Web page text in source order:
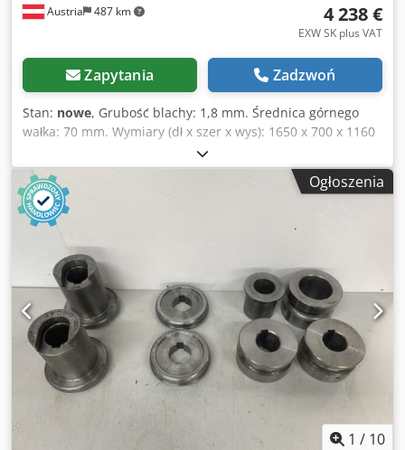
Austria 487 km 4 238 €
EXW SK plus VAT
Zapytania Zadzwoń
Stan: nowe, Grubość blachy: 1,8 mm. Średnica górnego
wałka: 70 mm. Wymiary (dł x szer x wys): 1650 x 700 x 1160
mm. Gięcie: 1,5 mm. Silnik: 1,1 kW. Długość blachy: 1050
mm. Dane techniczne: - Korpus wykonany z żeliwa - Gięcie
ręczne lub opcjonalnie mechaniczne - Po gięciu górny
wałek można odchylić na bok w celu łatwego wyjęcia
materiału Cjded Ab T Rspfx Apborf - Urządzenie do gięcia
stożków - Ruch wałka tylnego i dolnego obsługiwany
ręcznie za pomocą pokrętła - Przenośny pulpit sterowniczy
- Zgodność z normami CE Opcje: - Tylna rolka z napędem -
Wyświetlacz cyfrowy pokazujący pozycję tylnej rolki -
Osłona korpusu EURO 274,-- - Rolki hartowane EURO 392,--
- Zmienna prędkość obrotowa Mamy bardzo wiele
referencji!
Ogłoszenia
1 / 10